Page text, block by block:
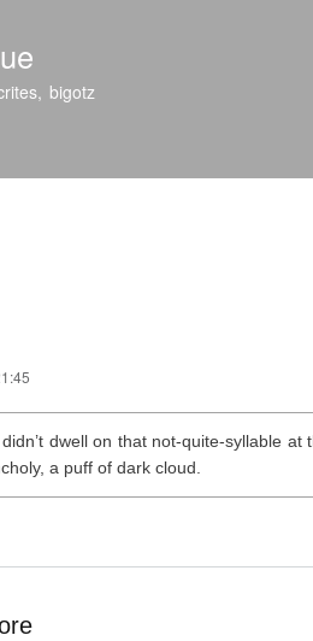
bigotz
dwell on that not-quite-syllable
a puff of dark cloud.